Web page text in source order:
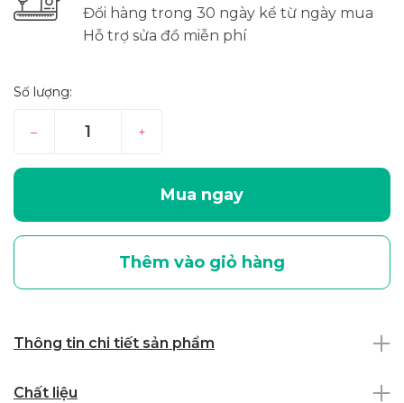
Đổi hàng trong 30 ngày kể từ ngày mua
Hỗ trợ sửa đồ miễn phí
Số lượng:
– +
Mua ngay
Thêm vào giỏ hàng
Thông tin chi tiết sản phẩm
Chất liệu